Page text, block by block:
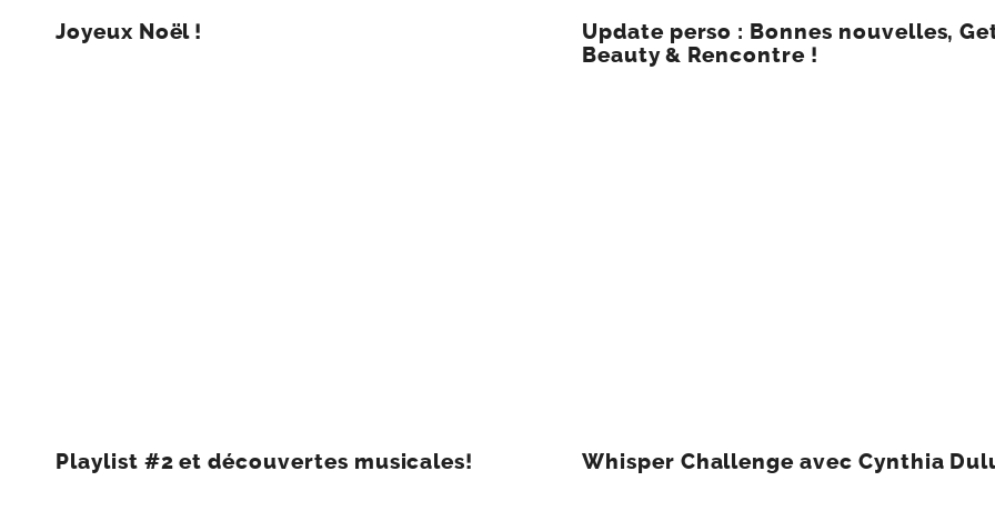
Joyeux Noël !
Update perso : Bonnes nouvelles,
Beauty & Rencontre !
Playlist #2 et découvertes musicales! Whisper Challenge avec Cynthia